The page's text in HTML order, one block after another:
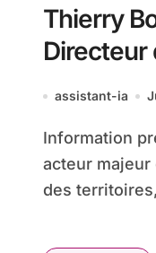
Thierry
Directeur
le
assistant-ia
Information presse, 9 juillet 2026 Axione,
acteur majeur
des